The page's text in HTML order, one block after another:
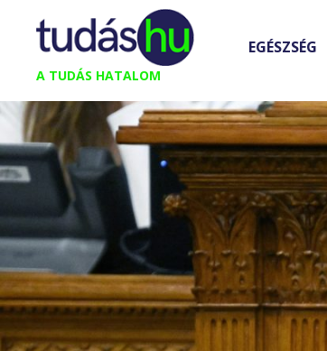
Kilépés
tartalomba
A TUDÁS HATALOM
EGÉSZSÉG